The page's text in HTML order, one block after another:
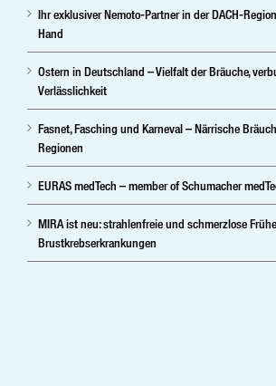
Ihr exklusiver Nemoto-Partner in der DACH-
Hand
Ostern in Deutschland – Vielfalt der Bräuche,
Verlässlichkeit
Fasnet, Fasching und Karneval – Närrische
Regionen
EURAS medTech – member of Schumacher
MIRA ist neu: strahlenfreie und schmerzlose
Brustkrebserkrankungen